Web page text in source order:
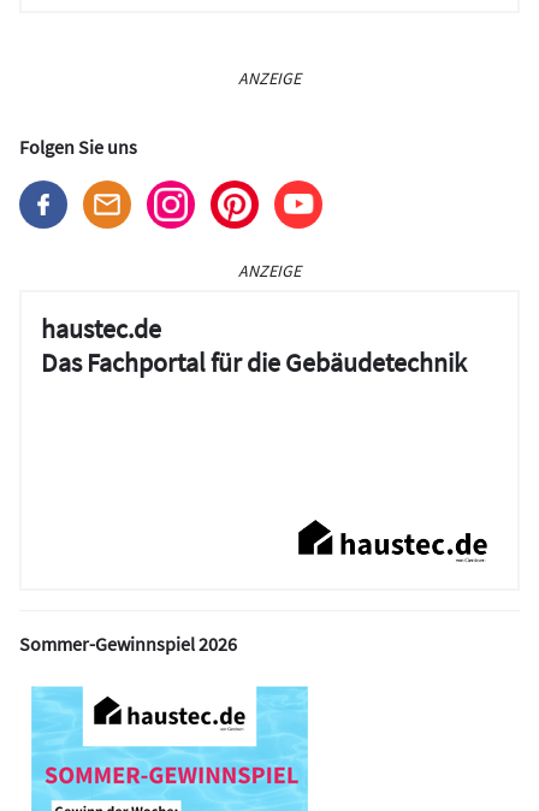
ANZEIGE
Folgen Sie uns
ANZEIGE
haustec.de
Das Fachportal für die Gebäudetechnik
Sommer-Gewinnspiel 2026